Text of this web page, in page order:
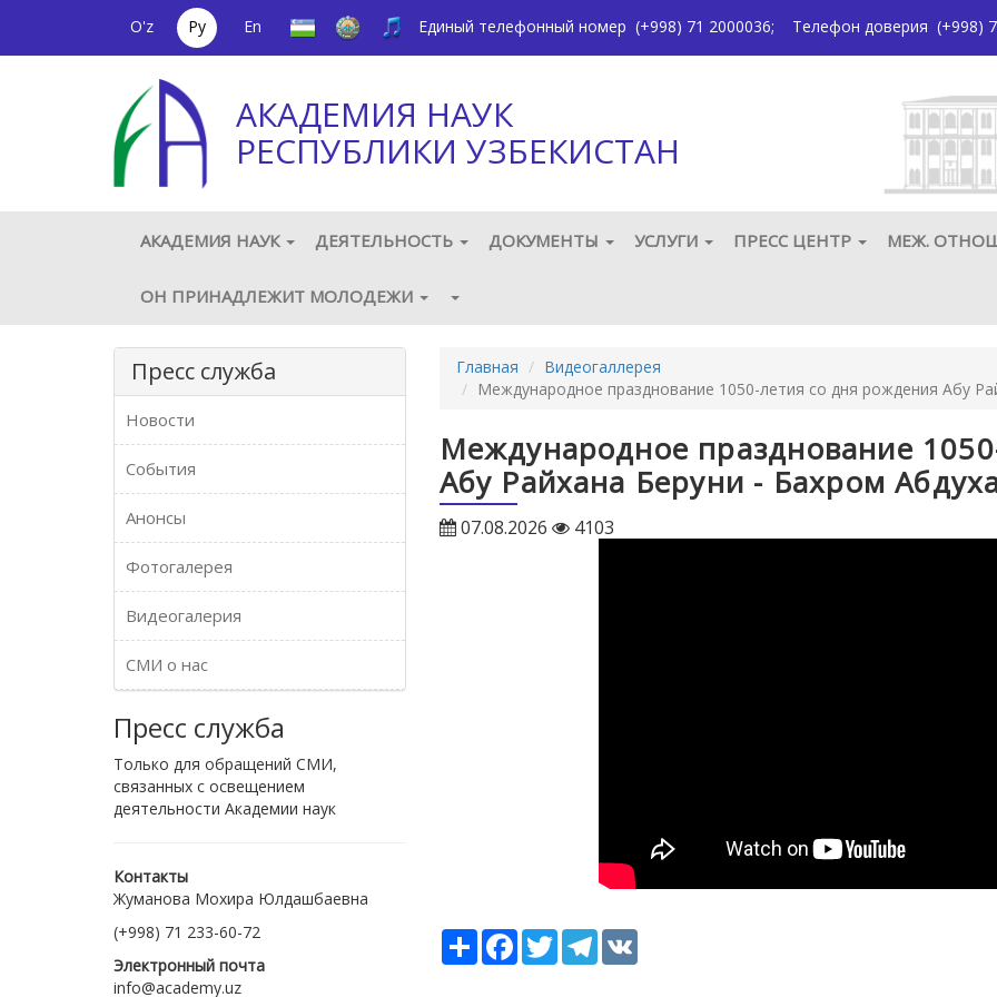
O'z Ру En Единый телефонный номер (+998) 71 2000036; Телефон доверия (+998)
АКАДЕМИЯ НАУК
РЕСПУБЛИКИ УЗБЕКИСТАН
АКАДЕМИЯ НАУК ДЕЯТЕЛЬНОСТЬ ДОКУМЕНТЫ УСЛУГИ ПРЕСС ЦЕНТР МЕЖ.
ОН ПРИНАДЛЕЖИТ МОЛОДЕЖИ
Пресс служба
Новости
События
Анонсы
Фотогалерея
Видеогалерия
СМИ о нас
Пресс служба
Только для обращений СМИ,
связанных с освещением
деятельности Академии наук
Контакты
Жуманова Мохира Юлдашбаевна
(+998) 71 233-60-72
Электронный почта
info@academy.uz
Главная
Видеогаллерея
Международное празднование 1050-летия со дня рождения Абу
Международное празднование
Абу Райхана Беруни - Бахром
07.08.2026 4103
РесурсFacebook
TwitterTelegram
VK